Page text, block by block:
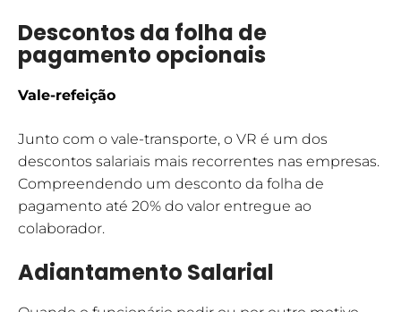
Descontos da folha de
pagamento opcionais
Vale-refeição
Junto com o vale-transporte, o VR é um dos
descontos salariais mais recorrentes nas empresas.
Compreendendo um desconto da folha de
pagamento até 20% do valor entregue ao
colaborador.
Adiantamento Salarial